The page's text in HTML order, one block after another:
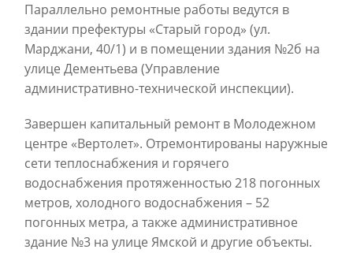
Параллельно ремонтные работы ведутся в
здании префектуры «Старый город» (ул.
Марджани, 40/1) и в помещении здания №2б на
улице Дементьева (Управление
административно-технической инспекции).
Завершен капитальный ремонт в Молодежном
центре «Вертолет». Отремонтированы наружные
сети теплоснабжения и горячего
водоснабжения протяженностью 218 погонных
метров, холодного водоснабжения – 52
погонных метра, а также административное
здание №3 на улице Ямской и другие объекты.